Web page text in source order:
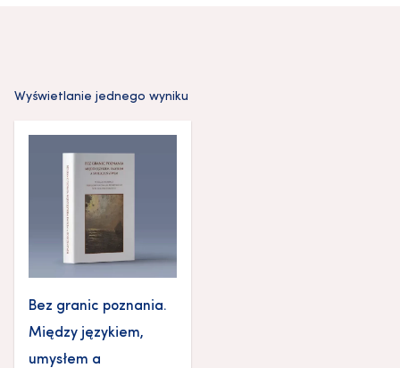
Wyświetlanie jednego wyniku
Bez granic poznania.
Między językiem,
umysłem a